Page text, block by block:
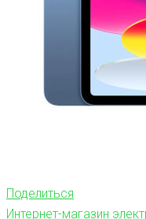
Поделиться
Интернет-магазин